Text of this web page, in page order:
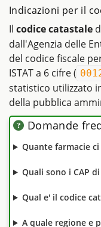
Indicazioni per il
Il codice catastale
dall'Agenzia delle
del codice fiscale
ISTAT a 6 cifre (
statistico utilizzato
della pubblica
Domande
Quante farmacie
Quali sono i CAP
Qual e' il codice
A quale regione e